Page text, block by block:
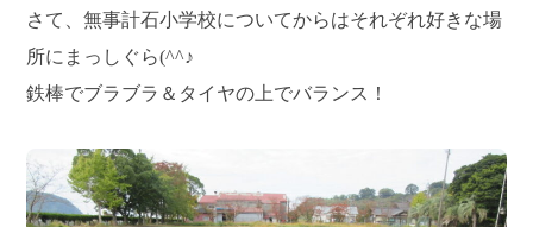
さて、無事計石小学校についてからはそれぞれ好きな場
所にまっしぐら(^^♪
鉄棒でブラブラ＆タイヤの上でバランス！